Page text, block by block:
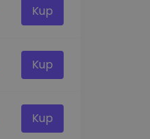
Kup
Kup
Kup